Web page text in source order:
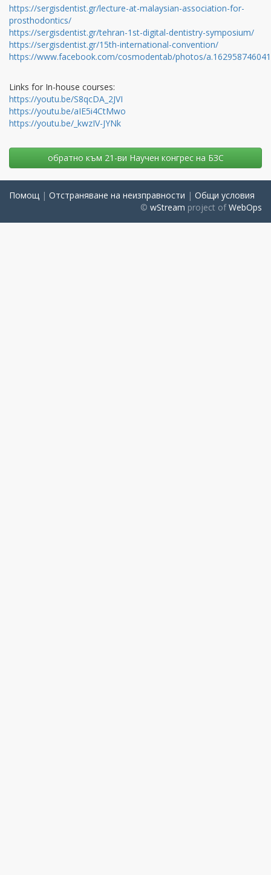
https://sergisdentist.gr/lecture-at-malaysian-association-for-
prosthodontics/
https://sergisdentist.gr/tehran-1st-digital-dentistry-symposium/
https://sergisdentist.gr/15th-international-convention/
https://www.facebook.com/cosmodentab/photos/
Links for In-house courses:
https://youtu.be/S8qcDA_2JVI
https://youtu.be/aIE5i4CtMwo
https://youtu.be/_kwzIV-JYNk
oбратно към 21-ви Научен конгрес на БЗС
Помощ | Отстраняване на неизправности | Общи условия
© wStream project ofWebOps